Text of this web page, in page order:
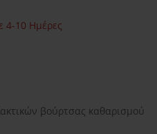
4-10 Ημέρες
βούρτσας καθαρισμού